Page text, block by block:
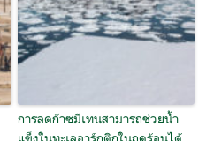
การลดก๊าซมีเทนสามารถช่วยน้ำ
แข็งในทะเลอาร์กติกในฤดูร้อนได้